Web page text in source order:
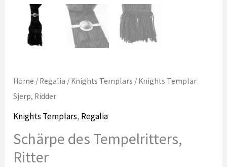
Home / Regalia / Knights Templars / Knights Templar
Sjerp, Ridder
Knights Templars, Regalia
Schärpe des Tempelritters,
Ritter